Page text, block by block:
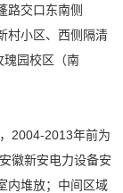
路交口东南侧
村小区、西侧隔清
瑰园校区（南
2004-2013年前为
徽新安电力设备安
内堆放；中间区域